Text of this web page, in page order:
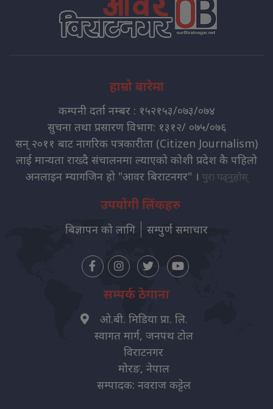
हाम्रो बारेमा
कम्पनी दर्ता नम्बर : १५२१५३/०७३/०७४
सुचना तथा प्रसारण विभाग: १३१२/ ०७५/०७६
सन् २०११ बाट नागरिक पत्रकारीता (Citizen Journalism)
लाई मान्यता राख्दै संचालनमा ल्याएको कोशी प्रदेश कै पहिलो
अनलाइन म्यागजिन हो "आवर बिराटनगर" । पुरा पढ्नुहोस्
उपयोगी लिंकहरु
बिज्ञापन को लागि सम्पुर्ण समाचार
सम्पर्क ठेगाना
ओ.बी. मिडिया प्रा. लि.
स्वागत मार्ग, जनपथ टोल
विराटनगर
मोरङ, नेपाल
सम्पादक: नवराज कट्टेल